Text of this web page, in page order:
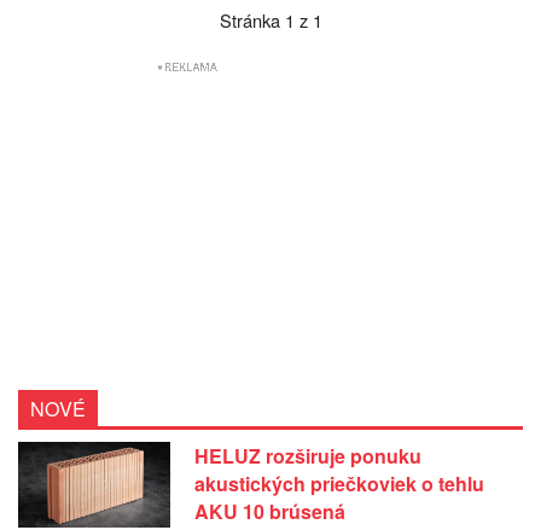
Stránka 1 z 1
NOVÉ
HELUZ rozširuje ponuku
akustických priečkoviek o tehlu
AKU 10 brúsená